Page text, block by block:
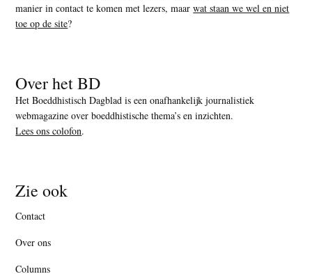
manier in contact te komen met lezers, maarwat staan we wel en niet
toe op de site?
Over het BD
Het Boeddhistisch Dagblad is een onafhankelijk journalistiek
webmagazine over boeddhistische thema’s en inzichten.
Lees ons colofon.
Zie ook
Contact
Over ons
Columns